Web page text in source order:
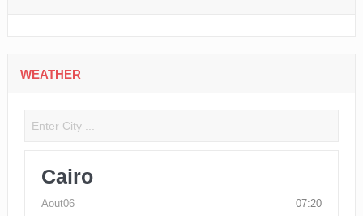
WEATHER
Cairo
Aout06 07:20